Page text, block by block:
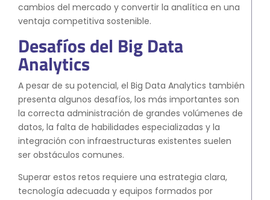
cambios del mercado y convertir la analítica en una
ventaja competitiva sostenible.
Desafíos del Big Data
Analytics
A pesar de su potencial, el Big Data Analytics también
presenta algunos desafíos, los más importantes son
la correcta administración de grandes volúmenes de
datos, la falta de habilidades especializadas y la
integración con infraestructuras existentes suelen
ser obstáculos comunes.
Superar estos retos requiere una estrategia clara,
tecnología adecuada y equipos formados por